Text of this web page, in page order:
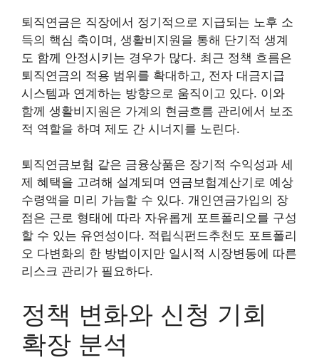
퇴직연금은 직장에서 정기적으로 지급되는 노후 소
득의 핵심 축이며, 생활비지원을 통해 단기적 생계
도 함께 안정시키는 경우가 많다. 최근 정책 흐름은
퇴직연금의 적용 범위를 확대하고, 전자 대금지급
시스템과 연계하는 방향으로 움직이고 있다. 이와
함께 생활비지원은 가계의 현금흐름 관리에서 보조
적 역할을 하며 제도 간 시너지를 노린다.
퇴직연금보험 같은 금융상품은 장기적 수익성과 세
제 혜택을 고려해 설계되며 연금보험계산기로 예상
수령액을 미리 가늠할 수 있다. 개인연금가입의 장
점은 근로 형태에 따라 자유롭게 포트폴리오를 구성
할 수 있는 유연성이다. 적립식펀드추천도 포트폴리
오 다변화의 한 방법이지만 일시적 시장변동에 따른
리스크 관리가 필요하다.
정책 변화와 신청 기회
확장 분석